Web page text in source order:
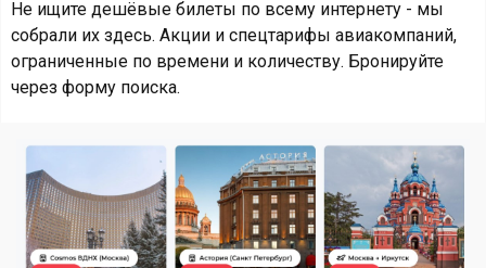
Не ищите дешёвые билеты по всему интернету - мы
собрали их здесь. Акции и спецтарифы авиакомпаний,
ограниченные по времени и количеству. Бронируйте
через форму поиска.